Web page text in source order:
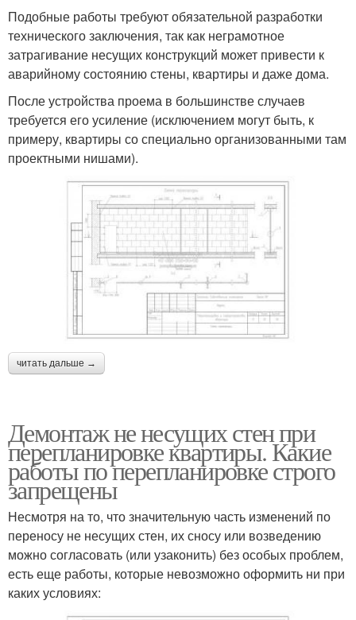
Подобные работы требуют обязательной разработки
технического заключения, так как неграмотное
затрагивание несущих конструкций может привести к
аварийному состоянию стены, квартиры и даже дома.
После устройства проема в большинстве случаев
требуется его усиление (исключением могут быть, к
примеру, квартиры со специально организованными там
проектными нишами).
читать дальше →
Демонтаж не несущих стен при
перепланировке квартиры. Какие
работы по перепланировке строго
запрещены
Несмотря на то, что значительную часть изменений по
переносу не несущих стен, их сносу или возведению
можно согласовать (или узаконить) без особых проблем,
есть еще работы, которые невозможно оформить ни при
каких условиях: